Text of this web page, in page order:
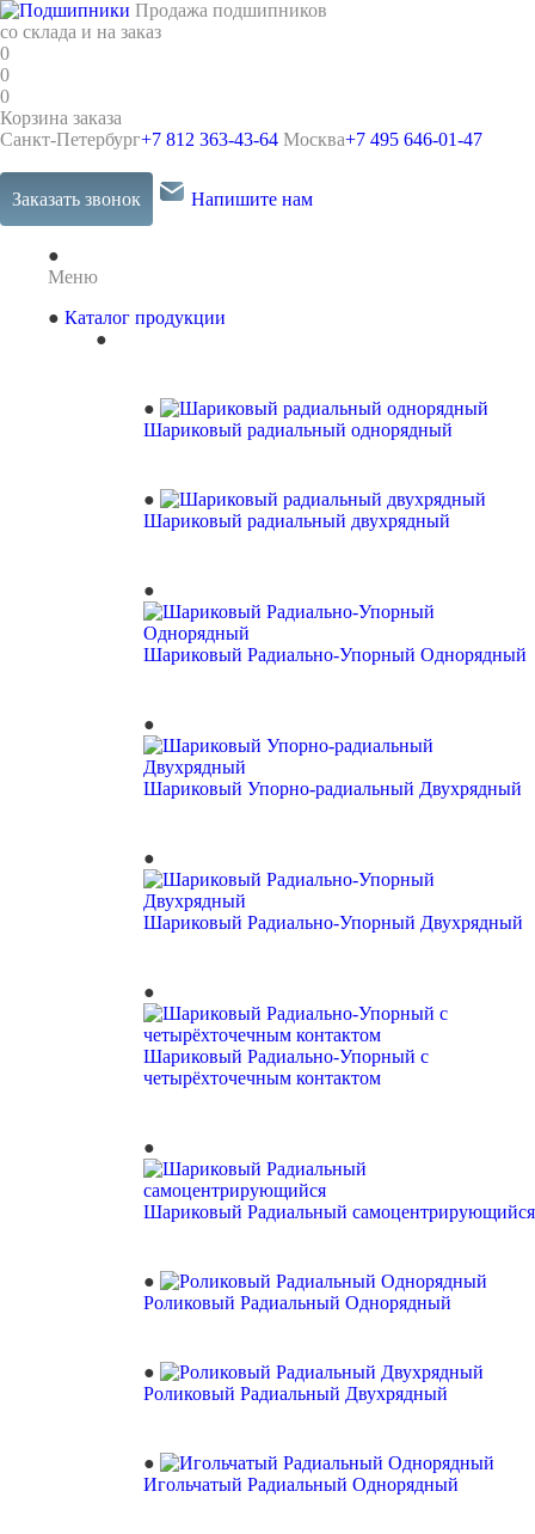
Продажа подшипников
со склада и на заказ
0
0
0
Корзина заказа
Санкт-Петербург+7 812 363-43-64 Москва+7 495 646-01-47
Заказать звонок Напишите нам
Меню
Каталог продукции
Шариковый радиальный однорядный
Шариковый радиальный двухрядный
Шариковый Радиально-Упорный Однорядный
Шариковый Упорно-радиальный Двухрядный
Шариковый Радиально-Упорный Двухрядный
Шариковый Радиально-Упорный с
четырёхточечным контактом
Шариковый Радиальный самоцентрирующийся
Роликовый Радиальный Однорядный
Роликовый Радиальный Двухрядный
Игольчатый Радиальный Однорядный